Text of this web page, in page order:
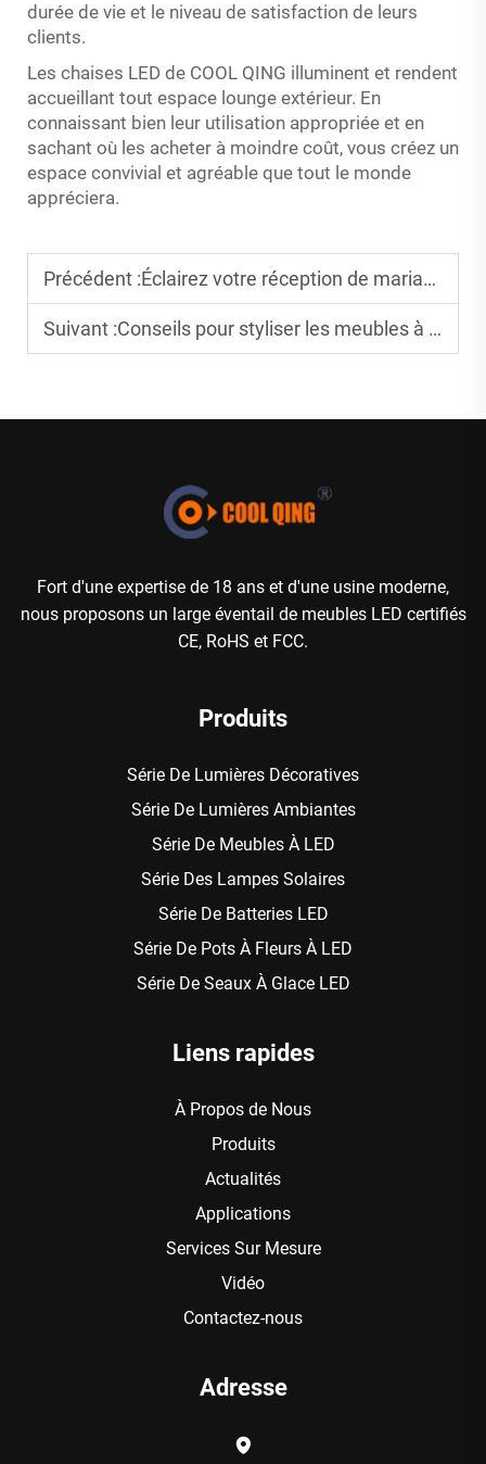
durée de vie et le niveau de satisfaction de leurs
clients.
Les chaises LED de COOL QING illuminent et rendent
accueillant tout espace lounge extérieur. En
connaissant bien leur utilisation appropriée et en
sachant où les acheter à moindre coût, vous créez un
espace convivial et agréable que tout le monde
appréciera.
Précédent :Éclairez votre réception de mariage avec des tables hautes à LED
Suivant :Conseils pour styliser les meubles à LED dans les halls d’hôtel
Fort d'une expertise de 18 ans et d'une usine moderne,
nous proposons un large éventail de meubles LED certifiés
CE, RoHS et FCC.
Produits
Série De Lumières Décoratives
Série De Lumières Ambiantes
Série De Meubles À LED
Série Des Lampes Solaires
Série De Batteries LED
Série De Pots À Fleurs À LED
Série De Seaux À Glace LED
Liens rapides
À Propos de Nous
Produits
Actualités
Applications
Services Sur Mesure
Vidéo
Contactez-nous
Adresse